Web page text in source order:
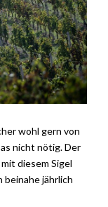
wohl gern von
nicht nötig. Der
diesem Sigel
beinahe jährlich